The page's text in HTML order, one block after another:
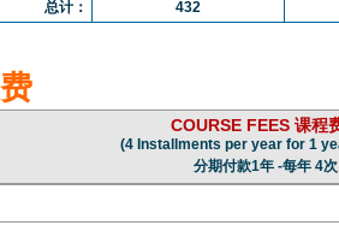
总计：
432
COURSE FEES 课程
(4 Installments per year for 1
分期付款1年 -每年 4次